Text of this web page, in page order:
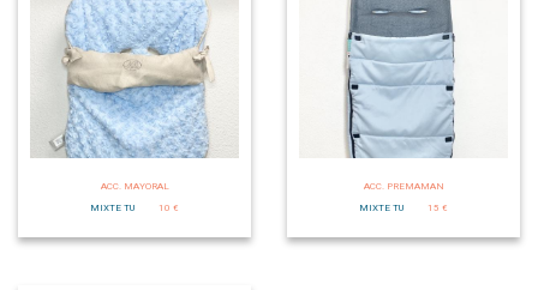
ACC. MAYORAL
MIXTE TU
10 €
ACC. PREMAMAN
MIXTE TU
15 €